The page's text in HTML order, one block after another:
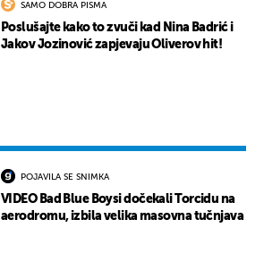
SAMO DOBRA PISMA
Poslušajte kako to zvuči kad Nina Badrić i
Jakov Jozinović zapjevaju Oliverov hit!
POJAVILA SE SNIMKA
VIDEO Bad Blue Boysi dočekali Torcidu na
aerodromu, izbila velika masovna tučnjava